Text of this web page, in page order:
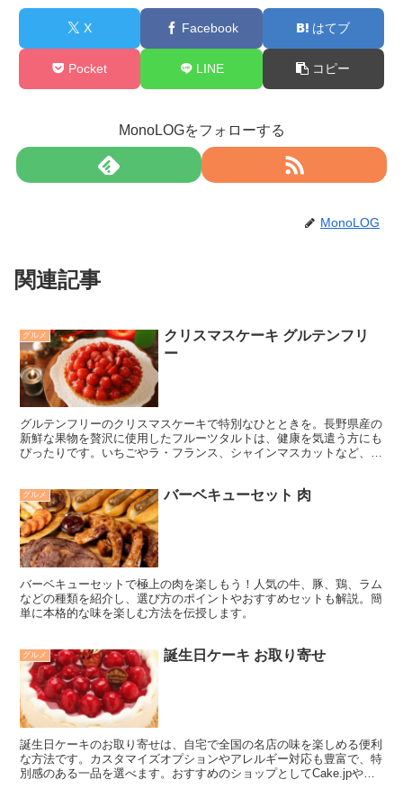
X Facebook はてブ
Pocket LINE コピー
MonoLOGをフォローする
MonoLOG
関連記事
グルメ
クリスマスケーキ グルテンフリ
ー
グルテンフリーのクリスマスケーキで特別なひとときを。長野県産の
新鮮な果物を贅沢に使用したフルーツタルトは、健康を気遣う方にも
ぴったりです。いちごやラ・フランス、シャインマスカットなど、華
グルメ バーベキューセット 肉
バーベキューセットで極上の肉を楽しもう！人気の牛、豚、鶏、ラム
などの種類を紹介し、選び方のポイントやおすすめセットも解説。簡
単に本格的な味を楽しむ方法を伝授します。
グルメ 誕生日ケーキ お取り寄せ
誕生日ケーキのお取り寄せは、自宅で全国の名店の味を楽しめる便利
な方法です。カスタマイズオプションやアレルギー対応も豊富で、特
別感のある一品を選べます。おすすめのショップとしてCake.jpや